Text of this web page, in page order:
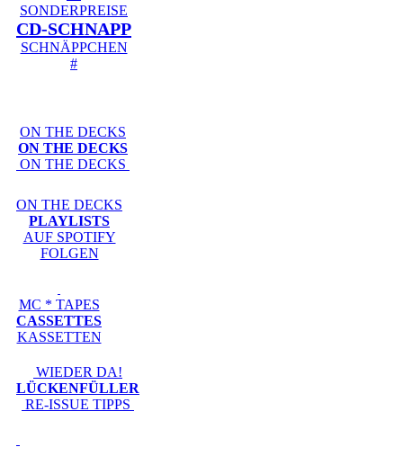
SONDERPREISE
CD-SCHNAPP
SCHNÄPPCHEN
#
ON THE DECKS
ON THE DECKS
ON THE DECKS
ON THE DECKS
PLAYLISTS
AUF SPOTIFY
FOLGEN
MC * TAPES
CASSETTES
KASSETTEN
WIEDER DA!
LÜCKENFÜLLER
RE-ISSUE TIPPS